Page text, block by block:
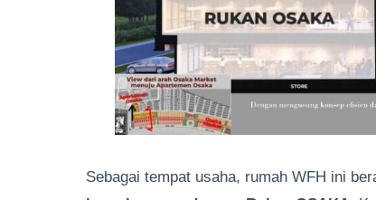
Sebagai tempat usaha, rumah WFH ini